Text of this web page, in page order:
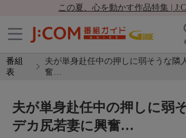
この夏、心を動かす作品特集 |
番組
表
夫が単身赴任中の押しに弱そうな隣
奮…
夫が単身赴任中の押しに弱
デカ尻若妻に興奮…